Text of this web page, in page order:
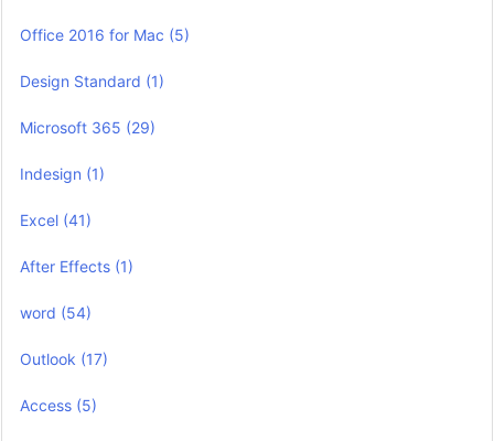
Office 2016 for Mac (5)
Design Standard (1)
Microsoft 365 (29)
Indesign (1)
Excel (41)
After Effects (1)
word (54)
Outlook (17)
Access (5)